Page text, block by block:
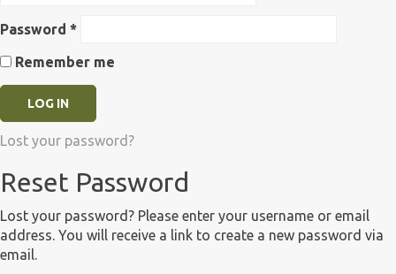
Password *
Remember me
Lost your password?
Reset Password
Lost your password? Please enter your username or email
address. You will receive a link to create a new password via
email.